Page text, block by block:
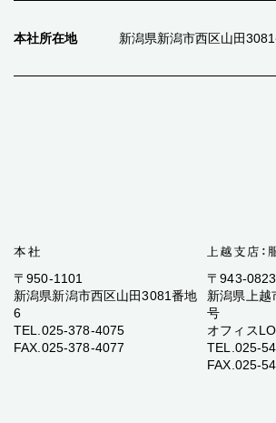
本社所在地 新潟県新潟市西区山田
〒950-1101
新潟県新潟市西区山田3081番地
6
TEL.025-378-4075
FAX.025-378-4077
〒943-0823
新潟県上越
号
オフィス
TEL.025-
FAX.025-